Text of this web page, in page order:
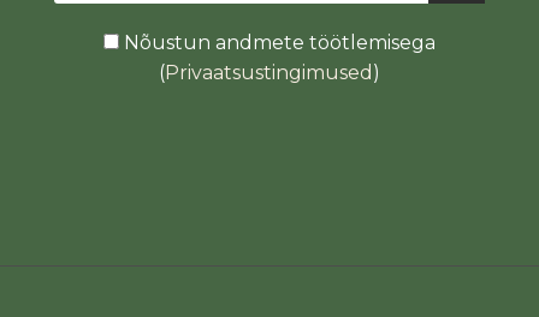
Nõustun andmete töötlemisega
(Privaatsustingimused )